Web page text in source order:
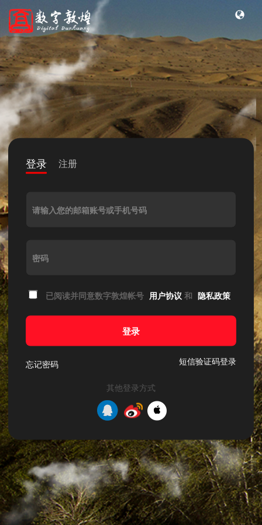
登录 注册
请输入您的邮箱账号或手机号码
密码
已阅读并同意数字敦煌帐号 用户协议 和 隐私政策
登录
忘记密码 短信验证码登录
其他登录方式